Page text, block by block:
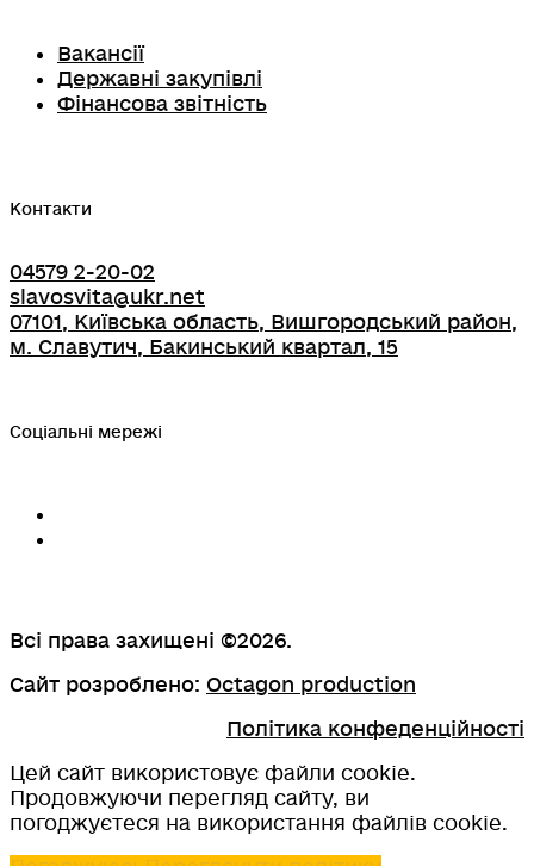
Вакансії
Державні закупівлі
Фінансова звітність
Контакти
04579 2-20-02
slavosvita@ukr.net
07101, Київська область, Вишгородський район,
м. Славутич, Бакинський квартал, 15
Соціальні мережі
Всі права захищені ©2026.
Сайт розроблено: Octagon production
Політика конфеденційності
Цей сайт використовує файли cookie.
Продовжуючи перегляд сайту, ви
погоджуєтеся на використання файлів cookie.